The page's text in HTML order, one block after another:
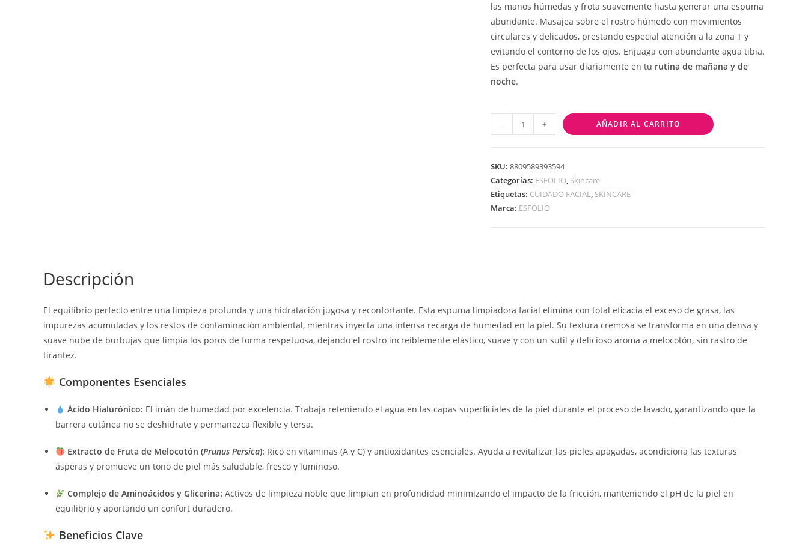
las manos húmedas y frota suavemente hasta generar una espuma
abundante. Masajea sobre el rostro húmedo con movimientos
circulares y delicados, prestando especial atención a la zona T y
evitando el contorno de los ojos. Enjuaga con abundante agua tibia.
Es perfecta para usar diariamente en tu rutina de mañana y de
noche.
- + AÑADIR AL CARRITO
SKU: 8809589393594
Categorías: ESFOLIO, Skincare
Etiquetas: CUIDADO FACIAL, SKINCARE
Marca: ESFOLIO
Descripción
El equilibrio perfecto entre una limpieza profunda y una hidratación jugosa y reconfortante. Esta espuma limpiadora facial elimina con total eficacia el exceso de grasa, las
impurezas acumuladas y los restos de contaminación ambiental, mientras inyecta una intensa recarga de humedad en la piel. Su textura cremosa se transforma en una densa y
suave nube de burbujas que limpia los poros de forma respetuosa, dejando el rostro increíblemente elástico, suave y con un sutil y delicioso aroma a melocotón, sin rastro de
tirantez.
Componentes Esenciales
Ácido Hialurónico: El imán de humedad por excelencia. Trabaja reteniendo el agua en las capas superficiales de la piel durante el proceso de lavado, garantizando que la
barrera cutánea no se deshidrate y permanezca flexible y tersa.
Extracto de Fruta de Melocotón (Prunus Persica): Rico en vitaminas (A y C) y antioxidantes esenciales. Ayuda a revitalizar las pieles apagadas, acondiciona las texturas
ásperas y promueve un tono de piel más saludable, fresco y luminoso.
Complejo de Aminoácidos y Glicerina: Activos de limpieza noble que limpian en profundidad minimizando el impacto de la fricción, manteniendo el pH de la piel en
equilibrio y aportando un confort duradero.
Beneficios Clave